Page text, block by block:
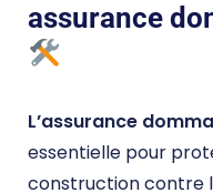
assurance
L’assurance
essentielle pour
construction contre